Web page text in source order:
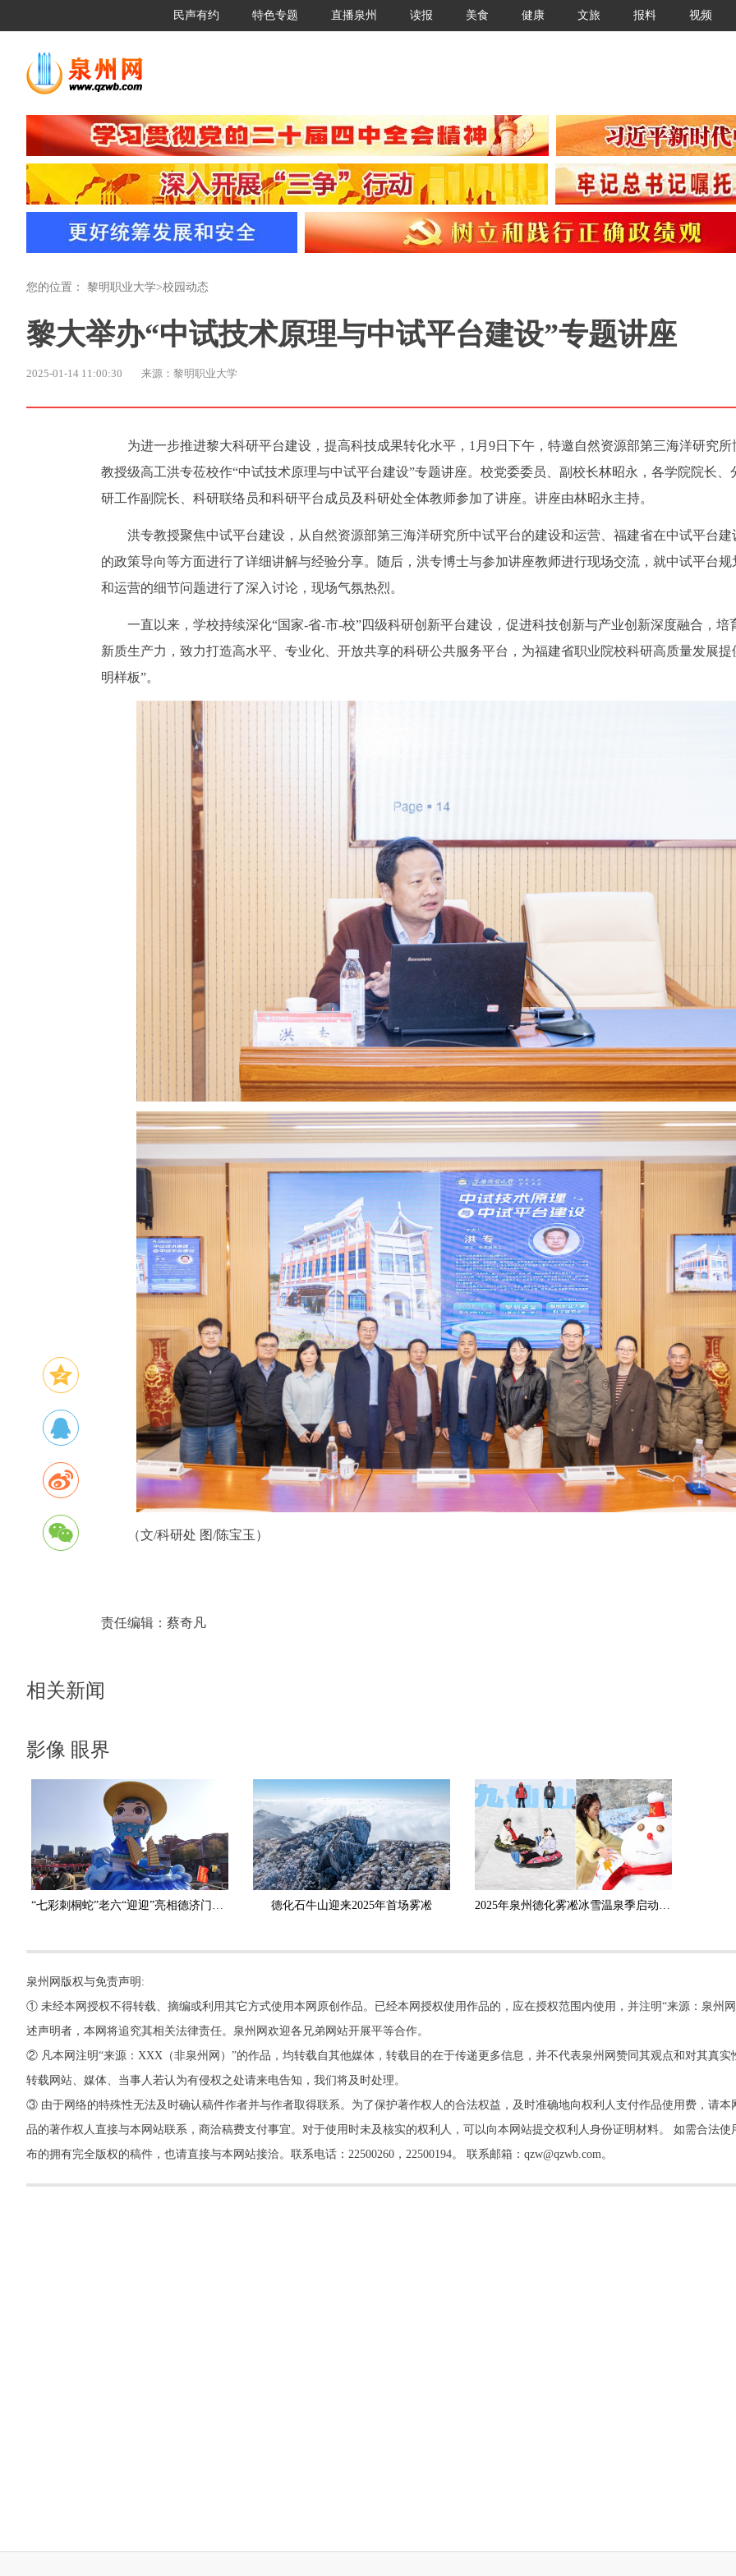
民声有约 特色专题 直播泉州 读报 美食 健康 文旅 报料 视频
您的位置： 黎明职业大学>校园动态
黎大举办“中试技术原理与中试平台建设”专题讲座
2025-01-14 11:00:30 来源：黎明职业大学
为进一步推进黎大科研平台建设，提高科技成果转化水平，1月9日下午，特邀自然资源部第三海洋研究所
教授级高工洪专莅校作“中试技术原理与中试平台建设”专题讲座。校党委委员、副校长林昭永，各学院院长、
研工作副院长、科研联络员和科研平台成员及科研处全体教师参加了讲座。讲座由林昭永主持。
洪专教授聚焦中试平台建设，从自然资源部第三海洋研究所中试平台的建设和运营、福建省在中试平台建
的政策导向等方面进行了详细讲解与经验分享。随后，洪专博士与参加讲座教师进行现场交流，就中试平台规
和运营的细节问题进行了深入讨论，现场气氛热烈。
一直以来，学校持续深化“国家-省-市-校”四级科研创新平台建设，促进科技创新与产业创新深度融合，培
新质生产力，致力打造高水平、专业化、开放共享的科研公共服务平台，为福建省职业院校科研高质量发展提
明样板”。
（文/科研处 图/陈宝玉）
责任编辑： 蔡奇凡
相关新闻
影像 眼界
“七彩刺桐蛇”老六“迎迎”亮相德济门遗址广场 德化石牛山迎来2025年首场雾凇 2025年泉州德化雾凇冰雪温泉季启动 活动将持续到2月底
泉州网版权与免责声明:
① 未经本网授权不得转载、摘编或利用其它方式使用本网原创作品。已经本网授权使用作品的，应在授权范围内使用，并注明“来源：泉州
述声明者，本网将追究其相关法律责任。泉州网欢迎各兄弟网站开展平等合作。
② 凡本网注明“来源：XXX（非泉州网）”的作品，均转载自其他媒体，转载目的在于传递更多信息，并不代表泉州网赞同其观点和对其真实
转载网站、媒体、当事人若认为有侵权之处请来电告知，我们将及时处理。
③ 由于网络的特殊性无法及时确认稿件作者并与作者取得联系。为了保护著作权人的合法权益，及时准确地向权利人支付作品使用费，请本
品的著作权人直接与本网站联系，商洽稿费支付事宜。对于使用时未及核实的权利人，可以向本网站提交权利人身份证明材料。 如需合法使
布的拥有完全版权的稿件，也请直接与本网站接洽。联系电话：22500260，22500194。 联系邮箱：qzw@qzwb.com。